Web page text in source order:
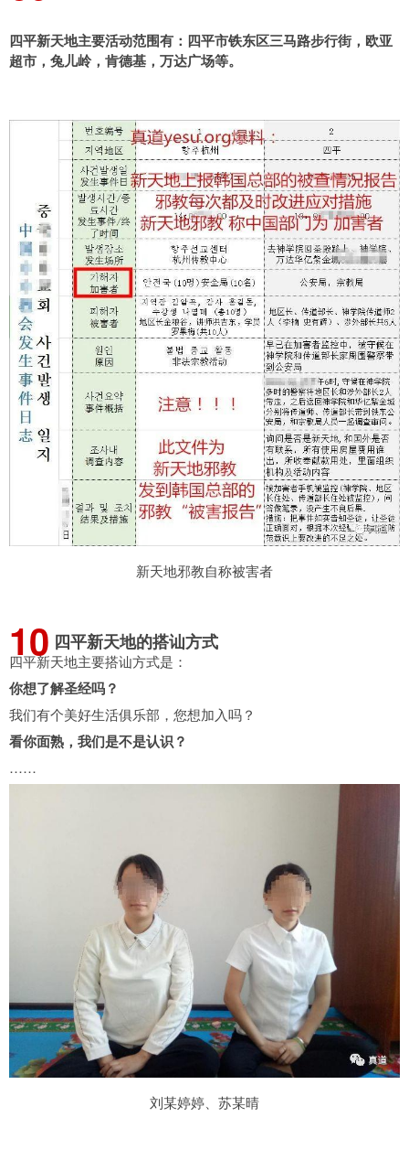
四平新天地主要活动范围有：四平市铁东区三马路步行街，欧亚
超市，兔儿岭，肯德基，万达广场等。
新天地邪教自称被害者
10 四平新天地的搭讪方式
四平新天地主要搭讪方式是：
你想了解圣经吗？
我们有个美好生活俱乐部，您想加入吗？
看你面熟，我们是不是认识？
……
刘某婷婷、苏某晴